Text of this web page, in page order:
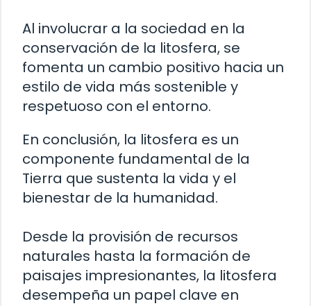
Al involucrar a la sociedad en la
conservación de la litosfera, se
fomenta un cambio positivo hacia un
estilo de vida más sostenible y
respetuoso con el entorno.
En conclusión, la litosfera es un
componente fundamental de la
Tierra que sustenta la vida y el
bienestar de la humanidad.
Desde la provisión de recursos
naturales hasta la formación de
paisajes impresionantes, la litosfera
desempeña un papel clave en